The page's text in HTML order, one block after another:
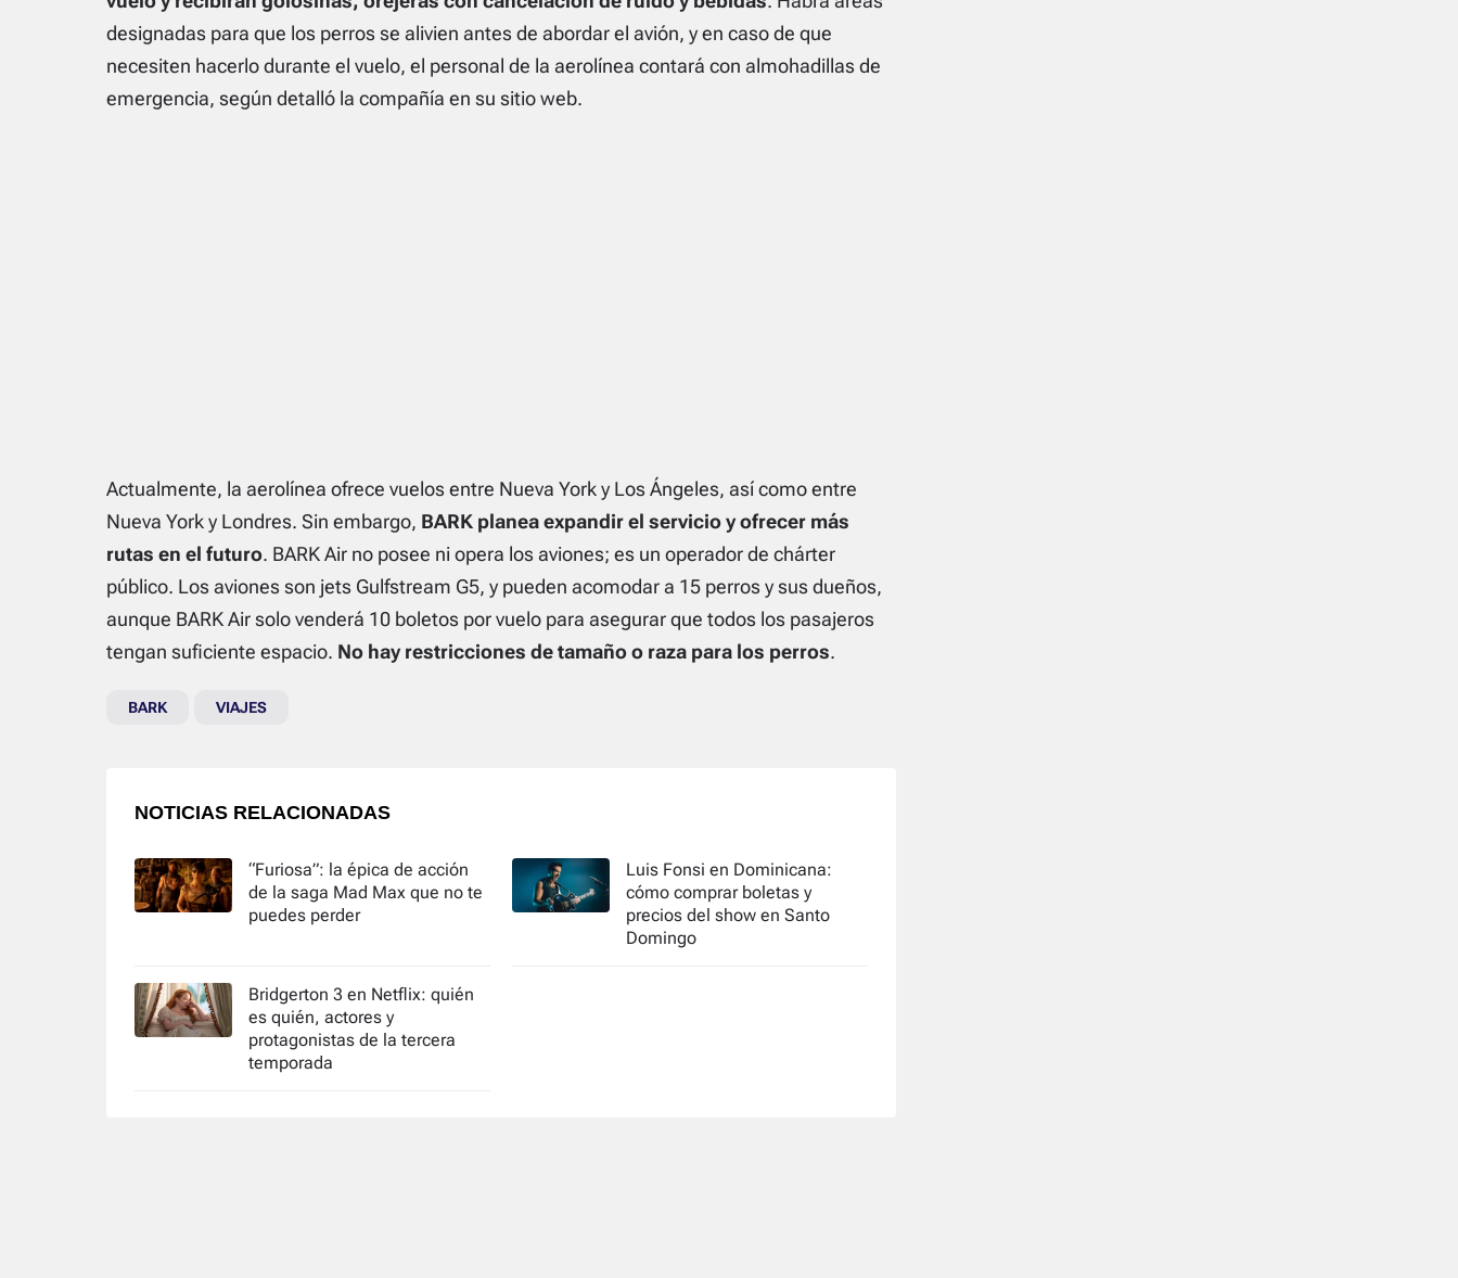
designadas para que los perros se alivien antes de abordar el avión, y en caso de que
necesiten hacerlo durante el vuelo, el personal de la aerolínea contará con almohadillas de
emergencia, según detalló la compañía en su sitio web.
Actualmente, la aerolínea ofrece vuelos entre Nueva York y Los Ángeles, así como entre
Nueva York y Londres. Sin embargo, BARK planea expandir el servicio y ofrecer más
rutas en el futuro. BARK Air no posee ni opera los aviones; es un operador de chárter
público. Los aviones son jets Gulfstream G5, y pueden acomodar a 15 perros y sus dueños,
aunque BARK Air solo venderá 10 boletos por vuelo para asegurar que todos los pasajeros
tengan suficiente espacio. No hay restricciones de tamaño o raza para los perros.
BARK VIAJES
NOTICIAS RELACIONADAS
“Furiosa”: la épica de acción
de la saga Mad Max que no te
puedes perder
Luis Fonsi en Dominicana:
cómo comprar boletas y
precios del show en Santo
Domingo
Bridgerton 3 en Netflix: quién
es quién, actores y
protagonistas de la tercera
temporada